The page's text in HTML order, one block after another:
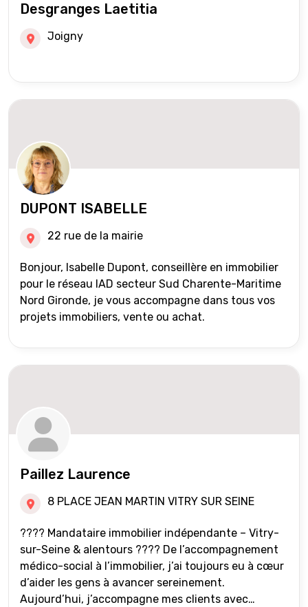
Desgranges Laetitia
Joigny
DUPONT ISABELLE
22 rue de la mairie
Bonjour, Isabelle Dupont, conseillère en immobilier
pour le réseau IAD secteur Sud Charente-Maritime
Nord Gironde, je vous accompagne dans tous vos
projets immobiliers, vente ou achat.
Paillez Laurence
8 PLACE JEAN MARTIN VITRY SUR SEINE
???? Mandataire immobilier indépendante – Vitry-
sur-Seine & alentours ???? De l’accompagnement
médico-social à l’immobilier, j’ai toujours eu à cœur
d’aider les gens à avancer sereinement.
Aujourd’hui, j’accompagne mes clients avec